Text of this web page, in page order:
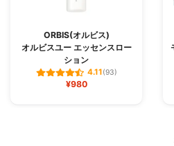
ORBIS(オルビス)
オルビスユー エッセンスロー
ション
4.11(93)
¥980